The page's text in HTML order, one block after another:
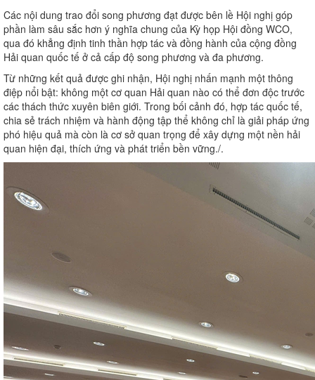
Các nội dung trao đổi song phương đạt được bên lề Hội nghị góp
phần làm sâu sắc hơn ý nghĩa chung của Kỳ họp Hội đồng WCO,
qua đó khẳng định tinh thần hợp tác và đồng hành của cộng đồng
Hải quan quốc tế ở cả cấp độ song phương và đa phương.
Từ những kết quả được ghi nhận, Hội nghị nhấn mạnh một thông
điệp nổi bật: không một cơ quan Hải quan nào có thể đơn độc trước
các thách thức xuyên biên giới. Trong bối cảnh đó, hợp tác quốc tế,
chia sẻ trách nhiệm và hành động tập thể không chỉ là giải pháp ứng
phó hiệu quả mà còn là cơ sở quan trọng để xây dựng một nền hải
quan hiện đại, thích ứng và phát triển bền vững./.